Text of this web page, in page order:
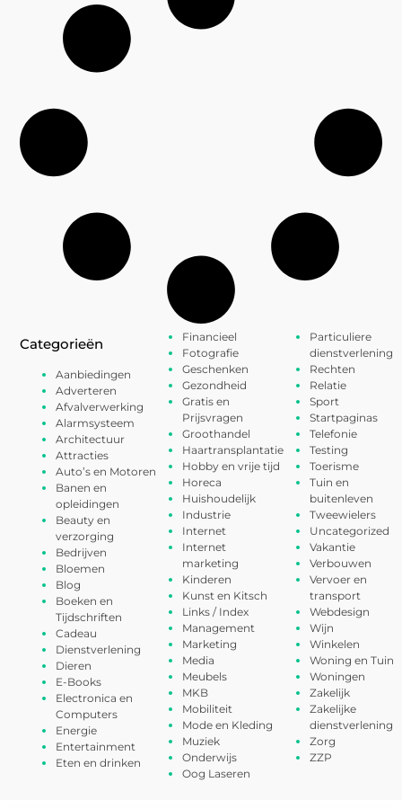
Categorieën
Aanbiedingen
Adverteren
Afvalverwerking
Alarmsysteem
Architectuur
Attracties
Auto’s en Motoren
Banen en
opleidingen
Beauty en
verzorging
Bedrijven
Bloemen
Blog
Boeken en
Tijdschriften
Cadeau
Dienstverlening
Dieren
E-Books
Electronica en
Computers
Energie
Entertainment
Eten en drinken
Financieel
Fotografie
Geschenken
Gezondheid
Gratis en
Prijsvragen
Groothandel
Haartransplantatie
Hobby en vrije tijd
Horeca
Huishoudelijk
Industrie
Internet
Internet
marketing
Kinderen
Kunst en Kitsch
Links / Index
Management
Marketing
Media
Meubels
MKB
Mobiliteit
Mode en Kleding
Muziek
Onderwijs
Oog Laseren
Particuliere
dienstverlening
Rechten
Relatie
Sport
Startpaginas
Telefonie
Testing
Toerisme
Tuin en
buitenleven
Tweewielers
Uncategorized
Vakantie
Verbouwen
Vervoer en
transport
Webdesign
Wijn
Winkelen
Woning en Tuin
Woningen
Zakelijk
Zakelijke
dienstverlening
Zorg
ZZP